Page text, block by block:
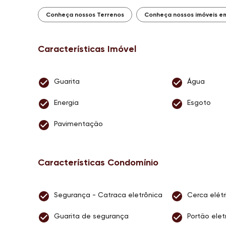
Conheça nossos Terrenos Conheça nossos imóveis
Características Imóvel
Guarita Água
Energia Esgoto
Pavimentação
Características Condomínio
Segurança - Catraca eletrônica Cerca
Guarita de segurança Portão